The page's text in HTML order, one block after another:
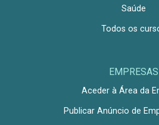
Saúde
Todos os
EMPRESAS
Aceder à Área da
Publicar Anúncio de